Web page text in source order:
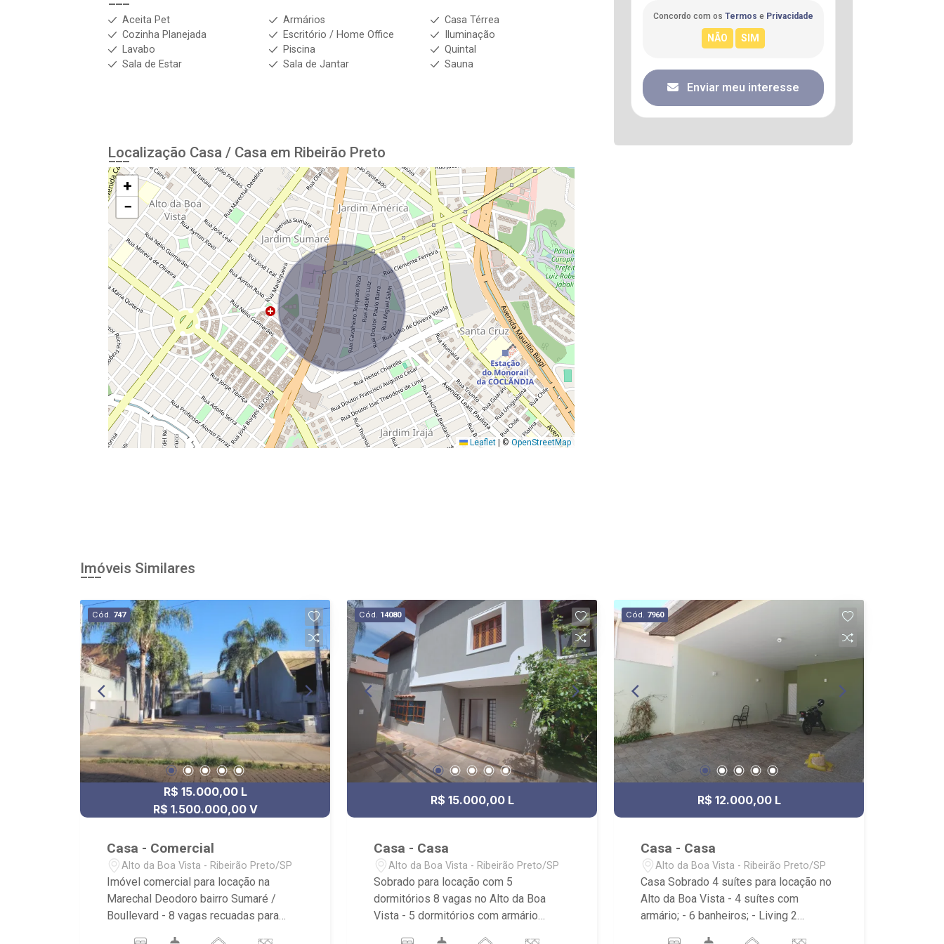
Aceita Pet Armários
Casa Térrea
Cozinha Planejada
Escritório / Home Office
Iluminação
Lavabo
Piscina
Quintal
Sala de Estar
Sala de Jantar Sauna
Localização Casa / Casa em Ribeirão Preto
+
−
Leaflet © OpenStreetMap
Concordo com os Termos e Privacidade
Enviar meu interesse
Imóveis Similares
Cód. 747
R$ 15.000,00 L
R$ 1.500.000,00 V
Casa - Comercial
Alto da Boa Vista - Ribeirão Preto/SP
Imóvel comercial para locação na
Marechal Deodoro bairro Sumaré /
Boullevard - 8 vagas recuadas para
Cód. 14080
R$ 15.000,00 L
Casa - Casa
Alto da Boa Vista - Ribeirão Preto/SP
Sobrado para locação com 5
dormitórios 8 vagas no Alto da Boa
Vista - 5 dormitórios com armário
Cód. 7960
R$ 12.000,00 L
Casa - Casa
Alto da Boa Vista - Ribeirão Preto/SP
Casa Sobrado 4 suítes para locação no
Alto da Boa Vista - 4 suítes com
armário; - 6 banheiros; - Living 2